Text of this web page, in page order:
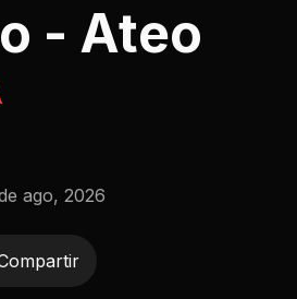
- Ateo
ago, 2026